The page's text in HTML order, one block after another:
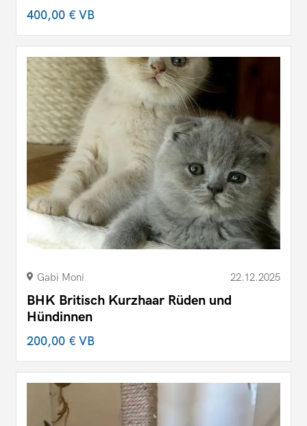
400,00 €VB
Gabi Moni 22.12.2025
BHK Britisch Kurzhaar Rüden und
Hündinnen
200,00 €VB